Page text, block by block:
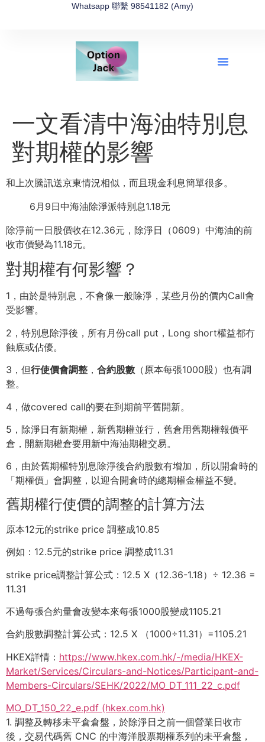
Whatsapp 聯繫 98541182 (Amy)
一文看清中海油特別息
對期權的影響
和上次騰訊送京東情況相似，而且現金利息簡單很多。
6月9日中海油除淨派特別息1.18元
除淨前一日股價收在12.36元，除淨日（0609） 中海油的前
收市價變為11.18元。
對期權有何影響？
1，由於是特別息，不會像一般除淨， 某些月份的價內Call會
受影響。
2，特別息除淨後，所有月份call put，Long short權益都冇
蝕底或佔優。
3，但行使價會調整 ， 合約股數 （原本每張1000股）也有調
整。
4，做covered call的要在到期前平舊開新。
5，除淨日有新期權，新舊期權並行，舊倉用舊期權報價平
倉， 開新期權倉要用新中海油期權交易。
6，由於舊期權特別息除淨後合約股數有增加，所以開倉時的
「期權價」會調整， 以迎合開倉時的總期權金權益不變。
舊期權行使價的調整的計算方法
原本12元的strike price 調整成10.85
例如：12.5元的strike price 調整成11.31
strike price調整計算公式：12.5 X（12.36-1.18）÷ 12.36 =
11.31
不過每張合約量會改變本來每張1000股變成1105.21
合約股數調整計算公式：12.5 X （1000÷11.31）=1105.21
HKEX詳情： https://www.hkex.com.hk/-/media/HKEX-
Market/Services/Circulars-and-Notices/Participant-and-
Members-Circulars/SEHK/2022/MO_DT_111_ 22_c.pdf
MO_DT_150_22_e.pdf (hkex.com.hk)
1. 調整及轉移未平倉倉盤，於除淨日之前一個營業日收市
後， 交易代碼舊 CNC 的中海洋股票期權系列的未平倉盤，